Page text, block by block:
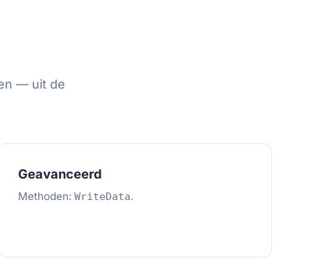
— uit de
Geavanceerd
Methoden:WriteData.